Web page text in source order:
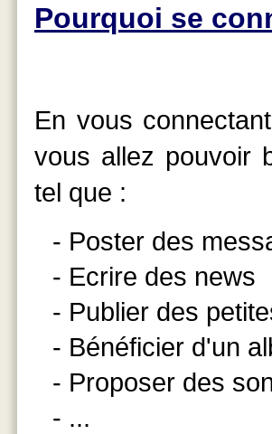
Pourquoi se
En vous
vous allez pouvoir
tel que :
- Poster des
- Ecrire des news
- Publier des
- Bénéficier d'un
- Proposer des
- ...